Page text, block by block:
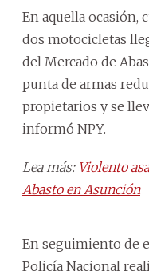
En aquella ocasión,
dos motocicletas
del Mercado de
punta de armas
propietarios y se
informó NPY.
Lea más:Violento
Abasto en Asunción
En seguimiento de
Policía Nacional